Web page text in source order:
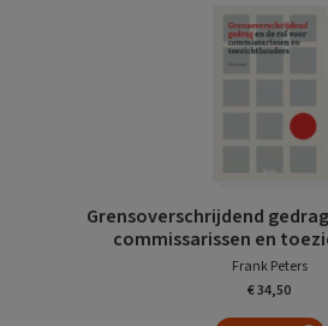
Grensoverschrijdend
commissarissen en
Frank Peters
€ 34,50